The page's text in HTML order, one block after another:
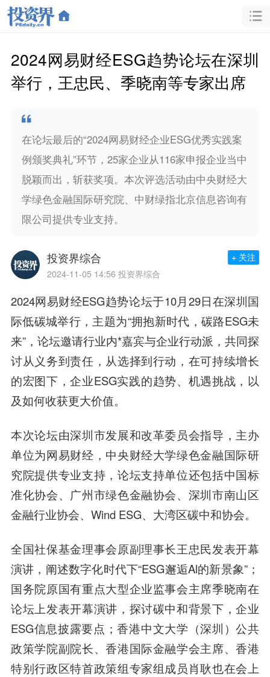
2024网易财经ESG趋势论坛在深圳
举行，王忠民、季晓南等专家出席
在论坛最后的“2024网易财经企业ESG优秀实践案
例颁奖典礼”环节，25家企业从116家申报企业当中
脱颖而出，斩获奖项。本次评选活动由中央财经大
学绿色金融国际研究院、中财绿指北京信息咨询有
限公司提供专业支持。
投资界综合
2024-11-05 14:56 投资界综合
+ 关注
2024网易财经ESG趋势论坛于10月29日在深圳国
际低碳城举行，主题为“拥抱新时代，碳路ESG未
来”，论坛邀请行业内*嘉宾与企业行动派，共同探
讨从义务到责任，从选择到行动，在可持续增长
的宏图下，企业ESG实践的趋势、机遇挑战，以
及如何收获更大价值。
本次论坛由深圳市发展和改革委员会指导，主办
单位为网易财经，中央财经大学绿色金融国际研
究院提供专业支持，论坛支持单位还包括中国标
准化协会、广州市绿色金融协会、深圳市南山区
金融行业协会、Wind ESG、大湾区碳中和协会。
全国社保基金理事会原副理事长王忠民发表开幕
演讲，阐述数字化时代下“ESG邂逅Al的新景象”；
国务院原国有重点大型企业监事会主席季晓南在
论坛上发表开幕演讲，探讨碳中和背景下，企业
ESG信息披露要点；香港中文大学（深圳）公共
政策学院副院长、香港国际金融学会主席、香港
特别行政区特首政策组专家组成员肖耿也在会上